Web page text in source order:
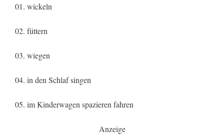
01. wickeln
02. füttern
03. wiegen
04. in den Schlaf singen
05. im Kinderwagen spazieren fahren
Anzeige